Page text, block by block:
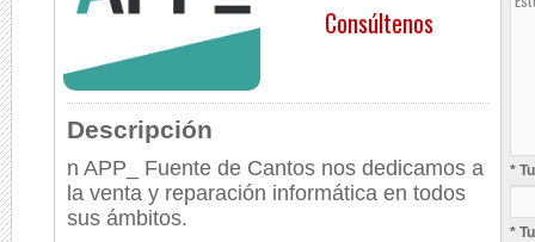
Consúltenos
Descripción
n APP_ Fuente de Cantos nos dedicamos a
la venta y reparación informática en todos
sus ámbitos.
*
*